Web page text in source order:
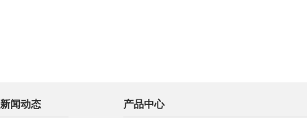
新闻动态 产品中心